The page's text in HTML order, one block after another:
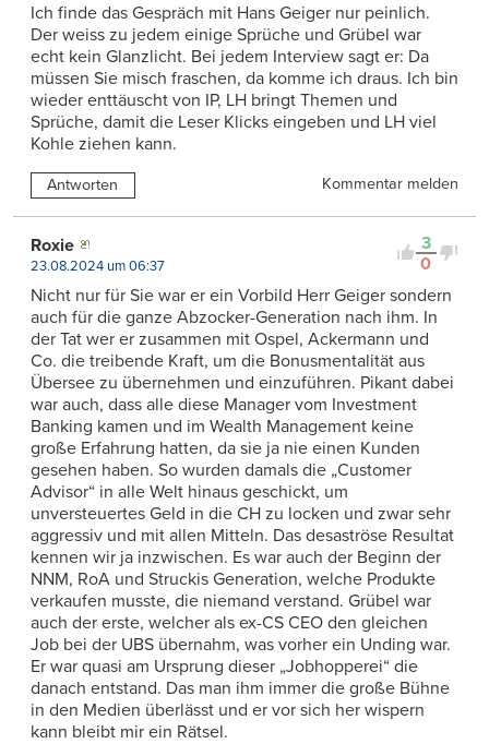
Ich finde das Gespräch mit Hans Geiger nur peinlich.
Der weiss zu jedem einige Sprüche und Grübel war
echt kein Glanzlicht. Bei jedem Interview sagt er: Da
müssen Sie misch fraschen, da komme ich draus. Ich bin
wieder enttäuscht von IP, LH bringt Themen und
Sprüche, damit die Leser Klicks eingeben und LH viel
Kohle ziehen kann.
Antworten Kommentar melden
3
0
Roxie
23.08.2024 um 06:37
Nicht nur für Sie war er ein Vorbild Herr Geiger sondern
auch für die ganze Abzocker-Generation nach ihm. In
der Tat wer er zusammen mit Ospel, Ackermann und
Co. die treibende Kraft, um die Bonusmentalität aus
Übersee zu übernehmen und einzuführen. Pikant dabei
war auch, dass alle diese Manager vom Investment
Banking kamen und im Wealth Management keine
große Erfahrung hatten, da sie ja nie einen Kunden
gesehen haben. So wurden damals die „Customer
Advisor“ in alle Welt hinaus geschickt, um
unversteuertes Geld in die CH zu locken und zwar sehr
aggressiv und mit allen Mitteln. Das desaströse Resultat
kennen wir ja inzwischen. Es war auch der Beginn der
NNM, RoA und Struckis Generation, welche Produkte
verkaufen musste, die niemand verstand. Grübel war
auch der erste, welcher als ex-CS CEO den gleichen
Job bei der UBS übernahm, was vorher ein Unding war.
Er war quasi am Ursprung dieser „Jobhopperei“ die
danach entstand. Das man ihm immer die große Bühne
in den Medien überlässt und er vor sich her wispern
kann bleibt mir ein Rätsel.